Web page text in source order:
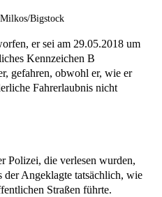
Bigstock
er sei am 29.05.2018 um
Kennzeichen B
gefahren, obwohl er, wie er
Fahrerlaubnis nicht
Polizei, die verlesen wurden,
der Angeklagte tatsächlich, wie
Straßen führte.